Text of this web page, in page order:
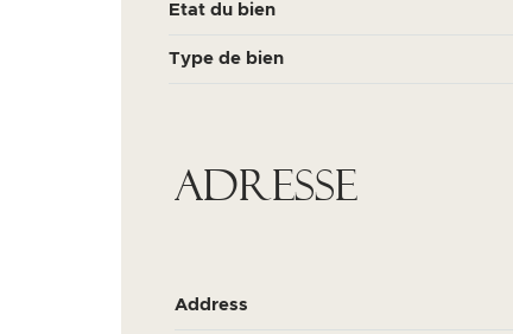
Etat du bien
Type de bien
Adresse
Address